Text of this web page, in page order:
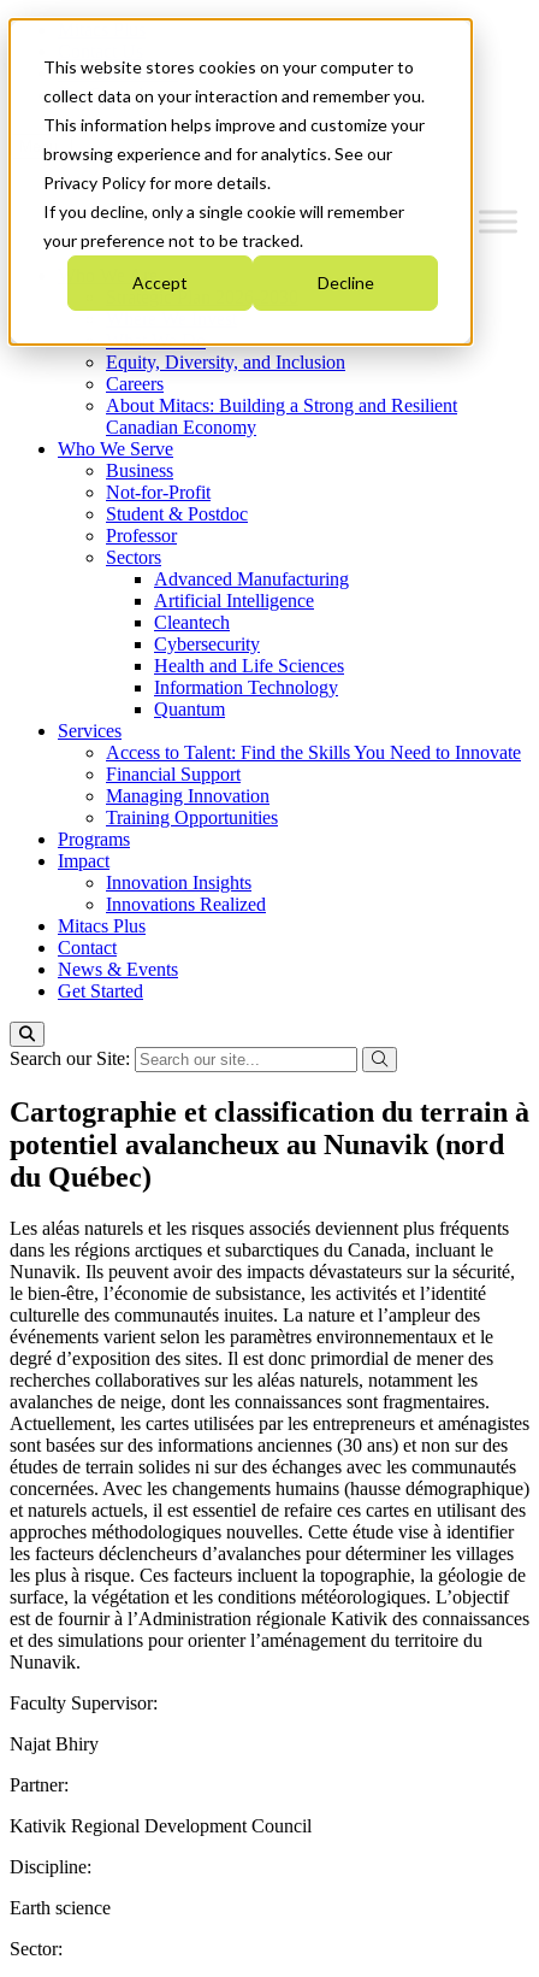
This website stores cookies on your computer to
collect data on your interaction and remember you.
This information helps improve and customize your
browsing experience and for analytics. See our
Privacy Policy for more details.
If you decline, only a single cookie will remember
your preference not to be tracked.
Accept Decline
News & Events
Get Started
Menu
Who We Are
Strategic Plan 2026-2030
What We Do
Equity, Diversity, and Inclusion
Careers
About Mitacs: Building a Strong and Resilient
Canadian Economy
Who We Serve
Business
Not-for-Profit
Student & Postdoc
Professor
Sectors
Advanced Manufacturing
Artificial Intelligence
Cleantech
Cybersecurity
Health and Life Sciences
Information Technology
Quantum
Services
Access to Talent: Find the Skills You Need to Innovate
Financial Support
Managing Innovation
Training Opportunities
Programs
Impact
Innovation Insights
Innovations Realized
Mitacs Plus
Contact
News & Events
Get Started
Search our Site:
Cartographie et classification du terrain à
potentiel avalancheux au Nunavik (nord
du Québec)
Les aléas naturels et les risques associés deviennent plus fréquents
dans les régions arctiques et subarctiques du Canada, incluant le
Nunavik. Ils peuvent avoir des impacts dévastateurs sur la sécurité,
le bien-être, l’économie de subsistance, les activités et l’identité
culturelle des communautés inuites. La nature et l’ampleur des
événements varient selon les paramètres environnementaux et le
degré d’exposition des sites. Il est donc primordial de mener des
recherches collaboratives sur les aléas naturels, notamment les
avalanches de neige, dont les connaissances sont fragmentaires.
Actuellement, les cartes utilisées par les entrepreneurs et aménagistes
sont basées sur des informations anciennes (30 ans) et non sur des
études de terrain solides ni sur des échanges avec les communautés
concernées. Avec les changements humains (hausse démographique)
et naturels actuels, il est essentiel de refaire ces cartes en utilisant des
approches méthodologiques nouvelles. Cette étude vise à identifier
les facteurs déclencheurs d’avalanches pour déterminer les villages
les plus à risque. Ces facteurs incluent la topographie, la géologie de
surface, la végétation et les conditions météorologiques. L’objectif
est de fournir à l’Administration régionale Kativik des connaissances
et des simulations pour orienter l’aménagement du territoire du
Nunavik.
Faculty Supervisor:
Najat Bhiry
Partner:
Kativik Regional Development Council
Discipline:
Earth science
Sector: